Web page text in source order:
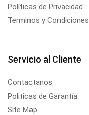
Políticas de Privacidad
Terminos y Condiciones
Servicio al Cliente
Contactanos
Politicas de Garantía
Site Map